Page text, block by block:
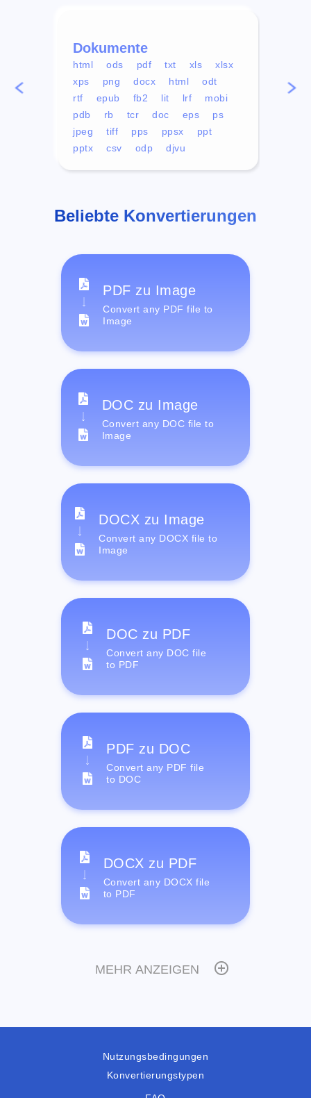
Dokumente
html ods pdf txt xls
xlsx
xps
png docx html
odt
rtf
epub fb2 lit lrf
mobi
pdb
rb tcr doc eps
ps
jpeg
tiff pps ppsx
ppt
pptx
csv odp djvu
mp4
Beliebte Konvertierungen
PDF zu Image
Convert any PDF file to
Image
DOC zu Image
Convert any DOC file to
Image
DOCX zu Image
Convert any DOCX file to
Image
DOC zu PDF
Convert any DOC file
to PDF
PDF zu DOC
Convert any PDF file
to DOC
DOCX zu PDF
Convert any DOCX file
to PDF
MEHR ANZEIGEN
Nutzungsbedingungen
Konvertierungstypen